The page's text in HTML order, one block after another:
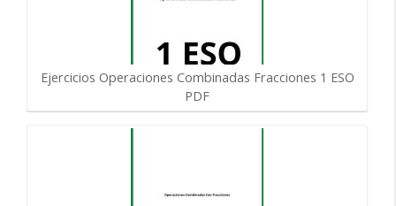
Ejercicios Operaciones Combinadas Fracciones 1 ESO
PDF